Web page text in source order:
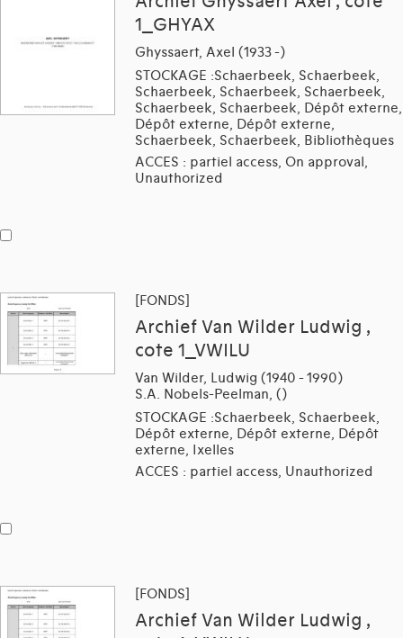
1_GHYAX
Ghyssaert, Axel (1933 -)
STOCKAGE :Schaerbeek, Schaerbeek,
Schaerbeek, Schaerbeek, Schaerbeek,
Schaerbeek, Schaerbeek, Dépôt externe,
Dépôt externe, Dépôt externe,
Schaerbeek, Schaerbeek, Bibliothèques
ACCES : partiel access, On approval,
Unauthorized
[FONDS]
Archief Van Wilder Ludwig ,
cote 1_VWILU
Van Wilder, Ludwig (1940 - 1990)
S.A. Nobels-Peelman, ()
STOCKAGE :Schaerbeek, Schaerbeek,
Dépôt externe, Dépôt externe, Dépôt
externe, Ixelles
ACCES : partiel access, Unauthorized
[FONDS]
Archief Van Wilder Ludwig ,